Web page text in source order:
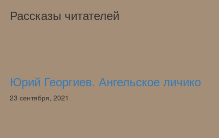
Рассказы читателей
Юрий Георгиев. Ангельское личико
23 сентября, 2021